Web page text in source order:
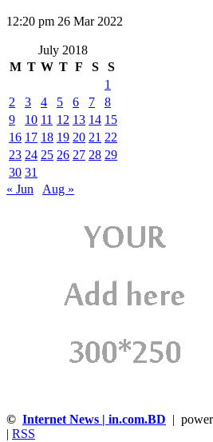
12:20 pm 26 Mar 2022
July 2018
M T W T F S
S
1
2
3 4 5 6 7
8
9
10 11 12 13 14 15
16 17 18 19 20 21 22
23 24 25 26 27 28 29
30 31
« Jun
Aug »
© Internet News | in.com.BD |
RSS